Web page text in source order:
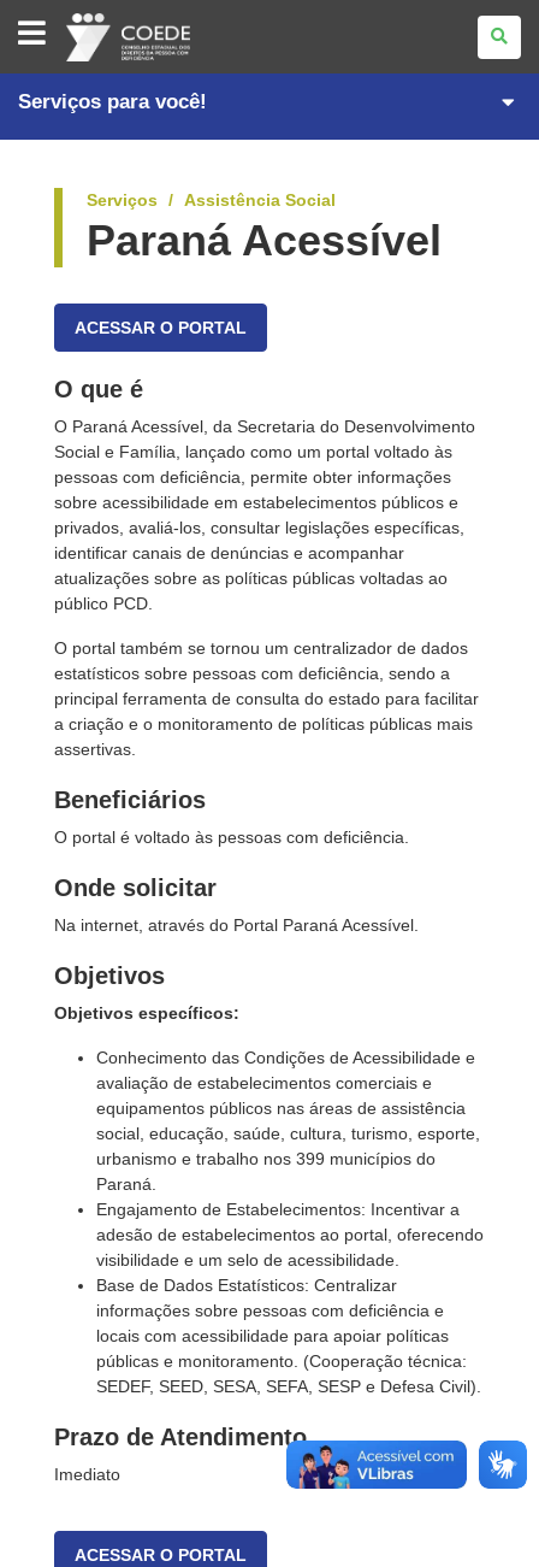
CONSELHO
ESTADUAL
DOS
DIREITOS
PESSOA
DEFICIÊNCIA
Serviços para você!
Serviços Assistência Social
Paraná Acessível
ACESSAR O PORTAL
O que é
O Paraná Acessível, da Secretaria do Desenvolvimento
Social e Família, lançado como um portal voltado às
pessoas com deficiência, permite obter informações
sobre acessibilidade em estabelecimentos públicos e
privados, avaliá-los, consultar legislações específicas,
identificar canais de denúncias e acompanhar
atualizações sobre as políticas públicas voltadas ao
público PCD.
O portal também se tornou um centralizador de dados
estatísticos sobre pessoas com deficiência, sendo a
principal ferramenta de consulta do estado para facilitar
a criação e o monitoramento de políticas públicas mais
assertivas.
Beneficiários
O portal é voltado às pessoas com deficiência.
Onde solicitar
Na internet, através do Portal Paraná Acessível.
Objetivos
Objetivos específicos:
Conhecimento das Condições de Acessibilidade e
avaliação de estabelecimentos comerciais e
equipamentos públicos nas áreas de assistência
social, educação, saúde, cultura, turismo, esporte,
urbanismo e trabalho nos 399 municípios do
Paraná.
Engajamento de Estabelecimentos: Incentivar a
adesão de estabelecimentos ao portal, oferecendo
visibilidade e um selo de acessibilidade.
Base de Dados Estatísticos: Centralizar
informações sobre pessoas com deficiência e
locais com acessibilidade para apoiar políticas
públicas e monitoramento. (Cooperação técnica:
SEDEF, SEED, SESA, SEFA, SESP e Defesa Civil).
Prazo de Atendimento
Imediato
ACESSAR O PORTAL